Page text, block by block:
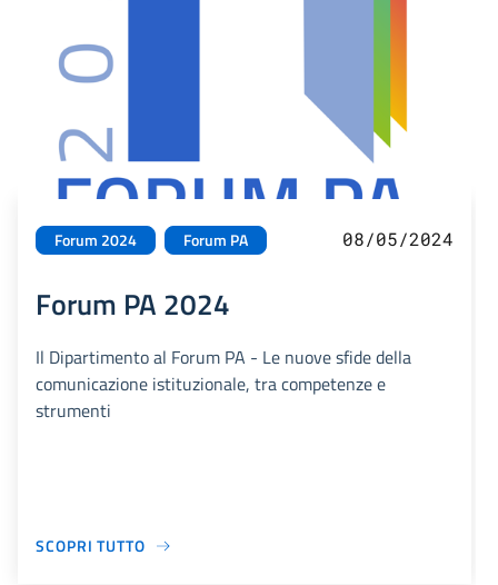
Forum 2024 Forum PA 08/05/2024
Forum PA 2024
Il Dipartimento al Forum PA - Le nuove sfide della
comunicazione istituzionale, tra competenze e
strumenti
SCOPRI TUTTO